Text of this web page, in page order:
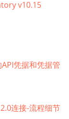
v10.15
凭据和凭据管
连接-流程细节